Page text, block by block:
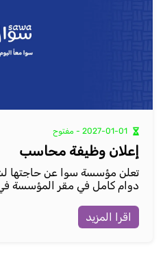
إعلان وظيفة محاسب
تعلن مؤسسة سوا عن حاجتها
دوام كامل في مقر المؤسسة في
اقرا المزيد